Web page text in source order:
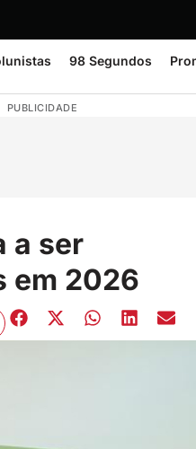
98 Segundos
PUBLICIDADE
a ser
em 2026